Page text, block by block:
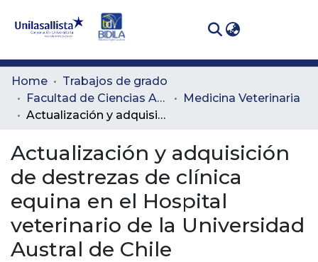
Communities
& Collections
Statistics
Home
Trabajos de grado
Facultad de Ciencias Administrativas y Agropecuarias
Medicina Veterinaria
Actualización y adquisición de destrezas de clínica equina en el Hospital veterinario de la Universidad Austral de Chile
Actualización y adquisición
de destrezas de clínica
equina en el Hospital
veterinario de la Universidad
Austral de Chile